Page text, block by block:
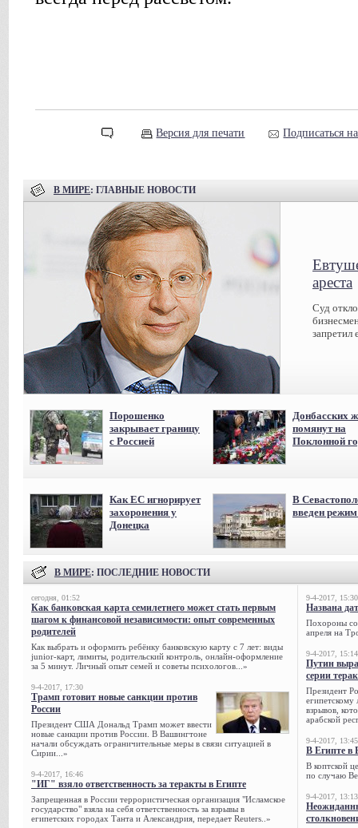
Версия для печати Подписаться
В МИРЕ: ГЛАВНЫЕ НОВОСТИ
ареста
Суд
запретил
Порошенко
закрывает границу
с Россией
Донбасских
помянут на
Поклонной
Как ЕС игнорирует
захоронения у
Донецка
В
введен
В МИРЕ: ПОСЛЕДНИЕ НОВОСТИ
сегодня, 01:52
Как банковская карта семилетнего может стать первым
шагом к финансовой независимости: опыт современных
родителей
Как выбрать и оформить ребёнку банковскую карту с 7 лет: виды
junior-карт, лимиты, родительский контроль, онлайн-оформление
за 5 минут. Личный опыт семей и советы психологов...»
9-4-2017, 17:30
Трамп готовит новые санкции против
России
Президент США Дональд Трамп может ввести
новые санкции против России. В Вашингтоне
начали обсуждать ограничительные меры в связи ситуацией в
Сирии...»
9-4-2017, 16:46
"ИГ" взяло ответственность за теракты в Египте
Запрещенная в России террористическая организация "Исламское
государство" взяла на себя ответственность за взрывы в
египетских городах Танта и Александрия, передает Reuters..»
9-4-2017, 15:30
Названа
Похороны
апреля на
9-4-2017, 15:14
Путин
серии
Президент
египетскому
взрывов,
арабской
9-4-2017, 13:45
В Египте в
В коптской
по случаю
9-4-2017, 13:13